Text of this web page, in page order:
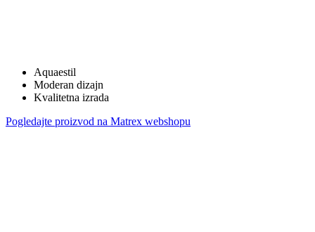
Aquaestil
Moderan dizajn
Kvalitetna izrada
Pogledajte proizvod na Matrex webshopu